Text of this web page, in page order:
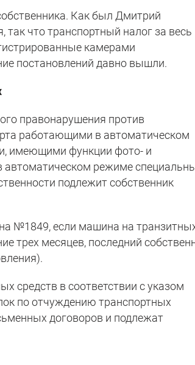
Как был Дмитрий
так что транспортный налог за весь
камерами
постановлений давно вышли.
правонарушения против
работающими в автоматическом
имеющими функции фото- и
автоматическом режиме
подлежит собственник
№1849, если машина на
трех месяцев, последний
средств в соответствии с указом
по отчуждению транспортных
договоров и подлежат